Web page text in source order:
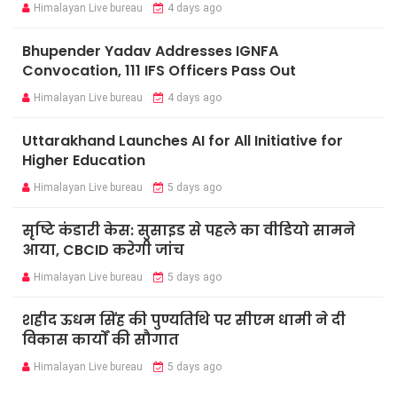
Himalayan Live bureau 4 days ago
Bhupender Yadav Addresses IGNFA
Convocation, 111 IFS Officers Pass Out
Himalayan Live bureau 4 days ago
Uttarakhand Launches AI for All Initiative for
Higher Education
Himalayan Live bureau 5 days ago
सृष्टि कंडारी केस: सुसाइड से पहले का वीडियो सामने
आया, CBCID करेगी जांच
Himalayan Live bureau 5 days ago
शहीद ऊधम सिंह की पुण्यतिथि पर सीएम धामी ने दी
विकास कार्यों की सौगात
Himalayan Live bureau 5 days ago